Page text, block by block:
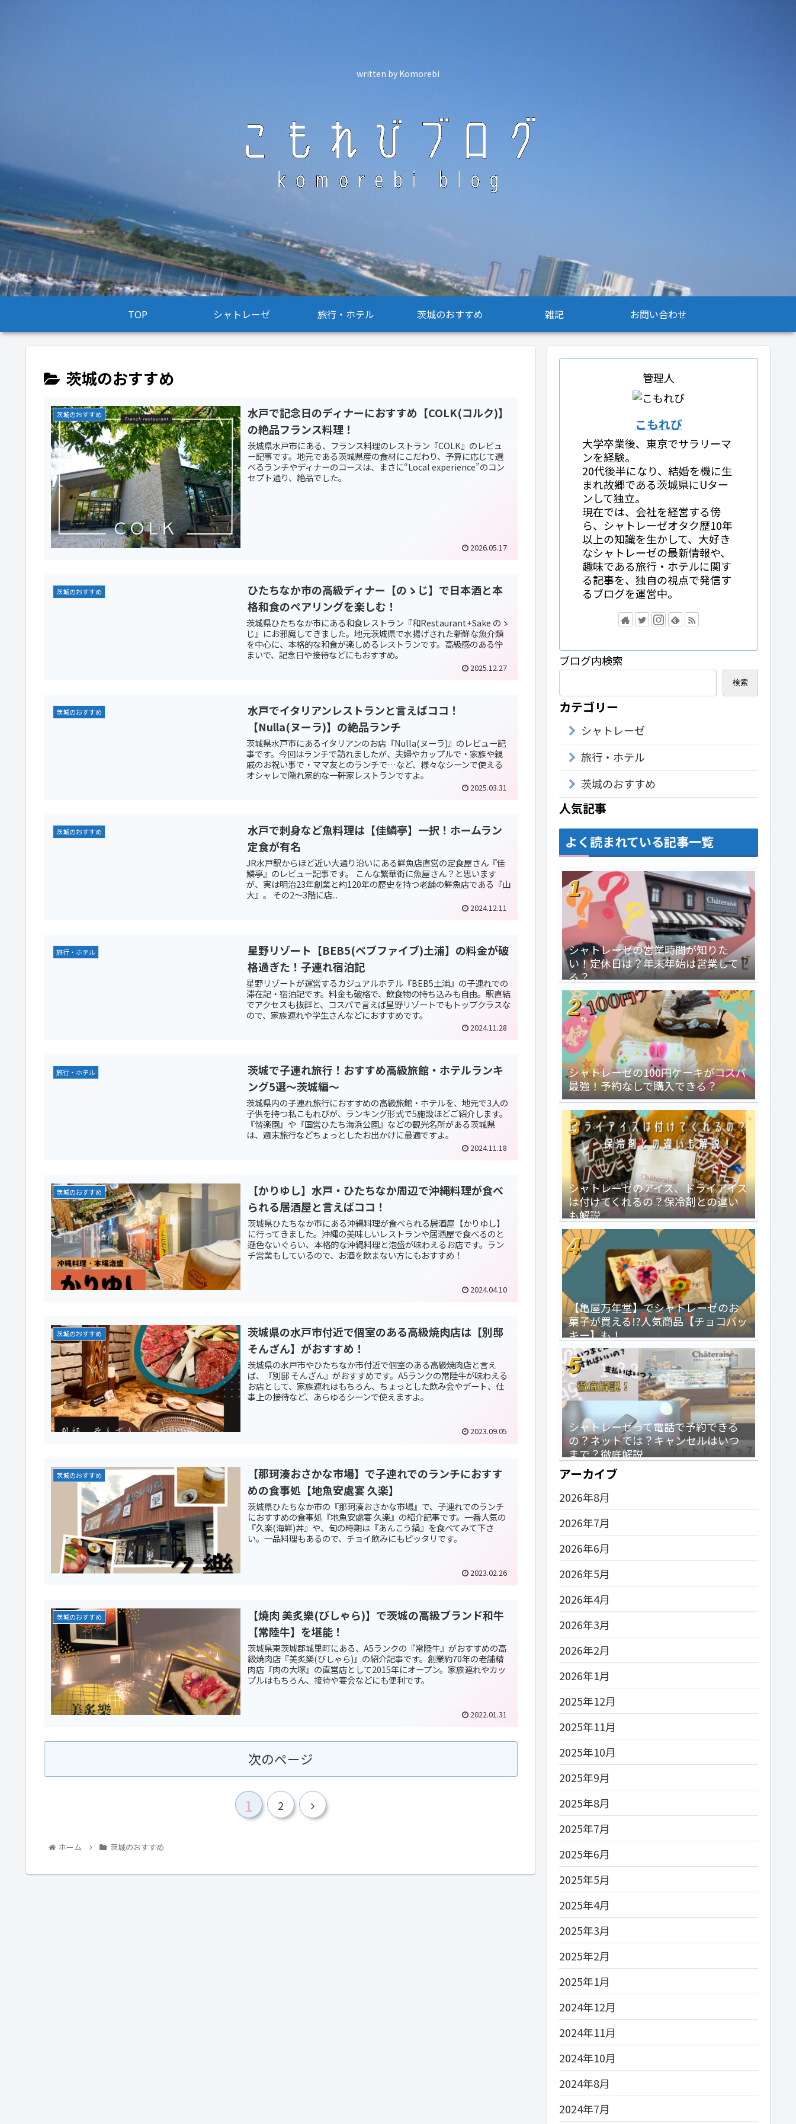
written by Komorebi
TOP シャトレーゼ 旅行・ホテル 茨城のおすすめ 雑記 お問い合わせ
茨城のおすすめ
茨城のおすすめ
水戸で記念日のディナーにおすすめ【COLK(コルク)】
の絶品フランス料理！
茨城県水戸市にある、フランス料理のレストラン『COLK』のレビュ
ー記事です。地元である茨城県産の食材にこだわり、予算に応じて選
べるランチやディナーのコースは、まさに“Local experience”のコン
セプト通り、絶品でした。
2026.05.17
茨城のおすすめ
ひたちなか市の高級ディナー【のゝじ】で日本酒と本
格和食のペアリングを楽しむ！
茨城県ひたちなか市にある和食レストラン『和Restaurant+Sake のゝ
じ』にお邪魔してきました。地元茨城県で水揚げされた新鮮な魚介類
を中心に、本格的な和食が楽しめるレストランです。高級感のある佇
まいで、記念日や接待などにもおすすめ。
2025.12.27
茨城のおすすめ
水戸でイタリアンレストランと言えばココ！
【Nulla(ヌーラ)】の絶品ランチ
茨城県水戸市にあるイタリアンのお店『Nulla(ヌーラ)』のレビュー記
事です。今回はランチで訪れましたが、夫婦やカップルで・家族や親
戚のお祝い事で・ママ友とのランチで…など、様々なシーンで使える
オシャレで隠れ家的な一軒家レストランですよ。
2025.03.31
茨城のおすすめ
水戸で刺身など魚料理は【佳鱗亭】一択！ホームラン
定食が有名
JR水戸駅からほど近い大通り沿いにある鮮魚店直営の定食屋さん『佳
鱗亭』のレビュー記事です。 こんな繁華街に魚屋さん？と思います
が、実は明治23年創業と約120年の歴史を持つ老舗の鮮魚店である『山
大』。 その2～3階に店...
2024.12.11
旅行・ホテル
星野リゾート【BEB5(ベブファイブ)土浦】の料金が破
格過ぎた！子連れ宿泊記
星野リゾートが運営するカジュアルホテル『BEB5土浦』の子連れでの
滞在記・宿泊記です。料金も破格で、飲食物の持ち込みも自由。駅直結
でアクセスも抜群と、コスパで言えば星野リゾートでもトップクラスな
ので、家族連れや学生さんなどにおすすめです。
2024.11.28
旅行・ホテル
茨城で子連れ旅行！おすすめ高級旅館・ホテルランキ
ング5選～茨城編～
茨城県内の子連れ旅行におすすめの高級旅館・ホテルを、地元で3人の
子供を持つ私こもれびが、ランキング形式で5施設ほどご紹介します。
『偕楽園』や『国営ひたち海浜公園』などの観光名所がある茨城県
は、週末旅行などちょっとしたお出かけに最適ですよ。
2024.11.18
茨城のおすすめ
【かりゆし】水戸・ひたちなか周辺で沖縄料理が食べ
られる居酒屋と言えばココ！
茨城県ひたちなか市にある沖縄料理が食べられる居酒屋【かりゆし】
に行ってきました。沖縄の美味しいレストランや居酒屋で食べるのと
遜色ないぐらい、本格的な沖縄料理と泡盛が味わえるお店です。ラン
チ営業もしているので、お酒を飲まない方にもおすすめ！
2024.04.10
茨城のおすすめ
茨城県の水戸市付近で個室のある高級焼肉店は【別邸
そんざん】がおすすめ！
茨城県の水戸市やひたちなか市付近で個室のある高級焼肉店と言え
ば、『別邸 そんざん』がおすすめです。A5ランクの常陸牛が味わえる
お店として、家族連れはもちろん、ちょっとした飲み会やデート、仕
事上の接待など、あらゆるシーンで使えますよ。
2023.09.05
茨城のおすすめ
【那珂湊おさかな市場】で子連れでのランチにおすす
めの食事処【地魚安處宴 久楽】
茨城県ひたちなか市の『那珂湊おさかな市場』で、子連れでのランチ
におすすめの食事処『地魚安處宴 久楽』の紹介記事です。一番人気の
『久楽(海鮮)丼』や、旬の時期は『あんこう鍋』を食べてみて下さ
い。一品料理もあるので、チョイ飲みにもピッタリです。
2023.02.26
茨城のおすすめ
【焼肉 美炙樂(びしゃら)】で茨城の高級ブランド和牛
【常陸牛】を堪能！
茨城県東茨城郡城里町にある、A5ランクの『常陸牛』がおすすめの高
級焼肉店『美炙樂(びしゃら)』の紹介記事です。創業約70年の老舗精
肉店『肉の大塚』の直営店として2015年にオープン。家族連れやカッ
プルはもちろん、接待や宴会などにも便利です。
2022.01.31
次のページ
1 2
ホーム 茨城のおすすめ
管理人
こもれび
大学卒業後、東京でサラリーマ
ンを経験。
20代後半になり、結婚を機に生
まれ故郷である茨城県にUター
ンして独立。
現在では、会社を経営する傍
ら、シャトレーゼオタク歴10年
以上の知識を生かして、大好き
なシャトレーゼの最新情報や、
趣味である旅行・ホテルに関す
る記事を、独自の視点で発信す
るブログを運営中。
ブログ内検索
検索
カテゴリー
シャトレーゼ
旅行・ホテル
茨城のおすすめ
人気記事
よく読まれている記事一覧
シャトレーゼの営業時間が知りた
い！定休日は？年末年始は営業して
る？
シャトレーゼの100円ケーキがコスパ
最強！予約なしで購入できる？
シャトレーゼのアイス、ドライアイス
は付けてくれるの？保冷剤との違い
も解説
【亀屋万年堂】でシャトレーゼのお
菓子が買える!?人気商品【チョコバッ
キー】も！
シャトレーゼって電話で予約できる
の？ネットでは？キャンセルはいつ
まで？徹底解説
アーカイブ
2026年8月
2026年7月
2026年6月
2026年5月
2026年4月
2026年3月
2026年2月
2026年1月
2025年12月
2025年11月
2025年10月
2025年9月
2025年8月
2025年7月
2025年6月
2025年5月
2025年4月
2025年3月
2025年2月
2025年1月
2024年12月
2024年11月
2024年10月
2024年8月
2024年7月